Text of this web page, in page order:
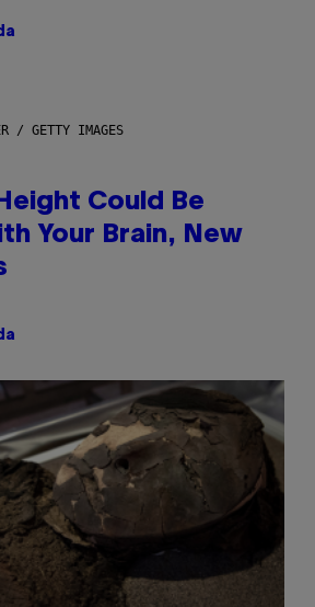
/ GETTY IMAGES
Could Be
Your Brain, New